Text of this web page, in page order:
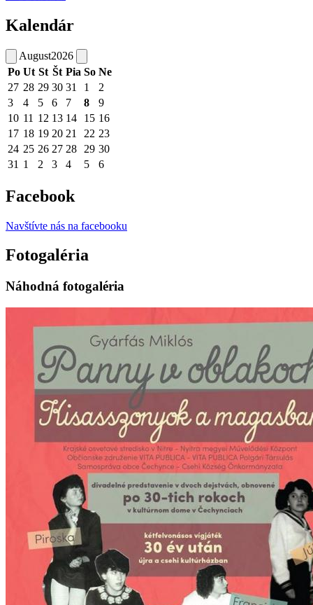
Kalendár
August2026
Po Ut St Št Pia So Ne
27 28 29 30 31 1
2
3
4 5 6 7 8
9
10 11 12 13 14 15 16
17 18 19 20 21 22 23
24 25 26 27 28 29 30
31 1 2 3 4 5 6
Facebook
Navštívte nás na facebooku
Fotogaléria
Náhodná fotogaléria